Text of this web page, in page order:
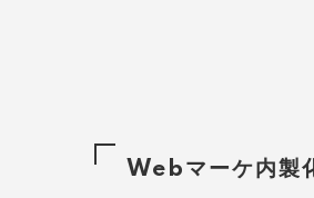
Webマーケ内製